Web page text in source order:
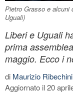
Pietro Grasso e alcuni
Uguali)
Liberi e Uguali
prima
maggio. Ecco i
di Maurizio Ribechini
Aggiornato il 20